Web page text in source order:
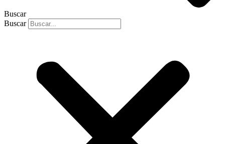
Buscar
Buscar